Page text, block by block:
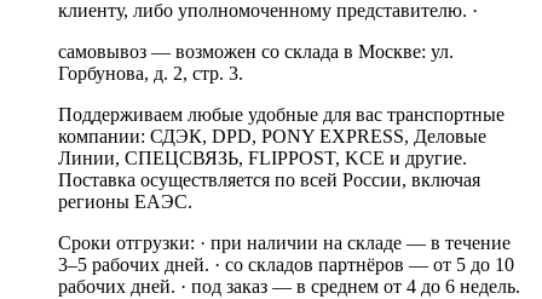
клиенту, либо уполномоченному представителю. ·
самовывоз — возможен со склада в Москве: ул.
Горбунова, д. 2, стр. 3.
Поддерживаем любые удобные для вас транспортные
компании: СДЭК, DPD, PONY EXPRESS, Деловые
Линии, СПЕЦСВЯЗЬ, FLIPPOST, KCE и другие.
Поставка осуществляется по всей России, включая
регионы ЕАЭС.
Сроки отгрузки: · при наличии на складе — в течение
3–5 рабочих дней. · со складов партнёров — от 5 до 10
рабочих дней. · под заказ — в среднем от 4 до 6 недель.